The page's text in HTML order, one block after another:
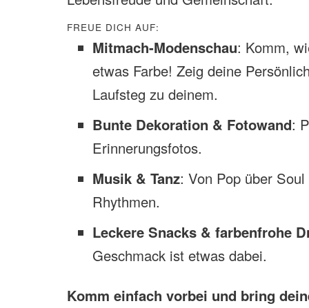
FREUE DICH AUF:
Mitmach-Modenschau: Komm,
etwas Farbe! Zeig deine
Laufsteg zu deinem.
Bunte Dekoration & Fotowand:
Erinnerungsfotos.
Musik & Tanz: Von Pop über
Rhythmen.
Leckere Snacks & farbenfrohe
Geschmack ist etwas dabei.
Komm einfach vorbei und bring